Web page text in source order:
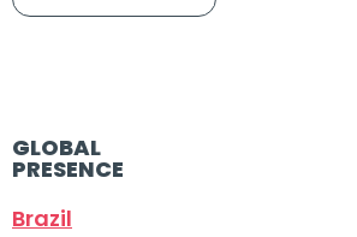
GLOBAL
PRESENCE
Brazil